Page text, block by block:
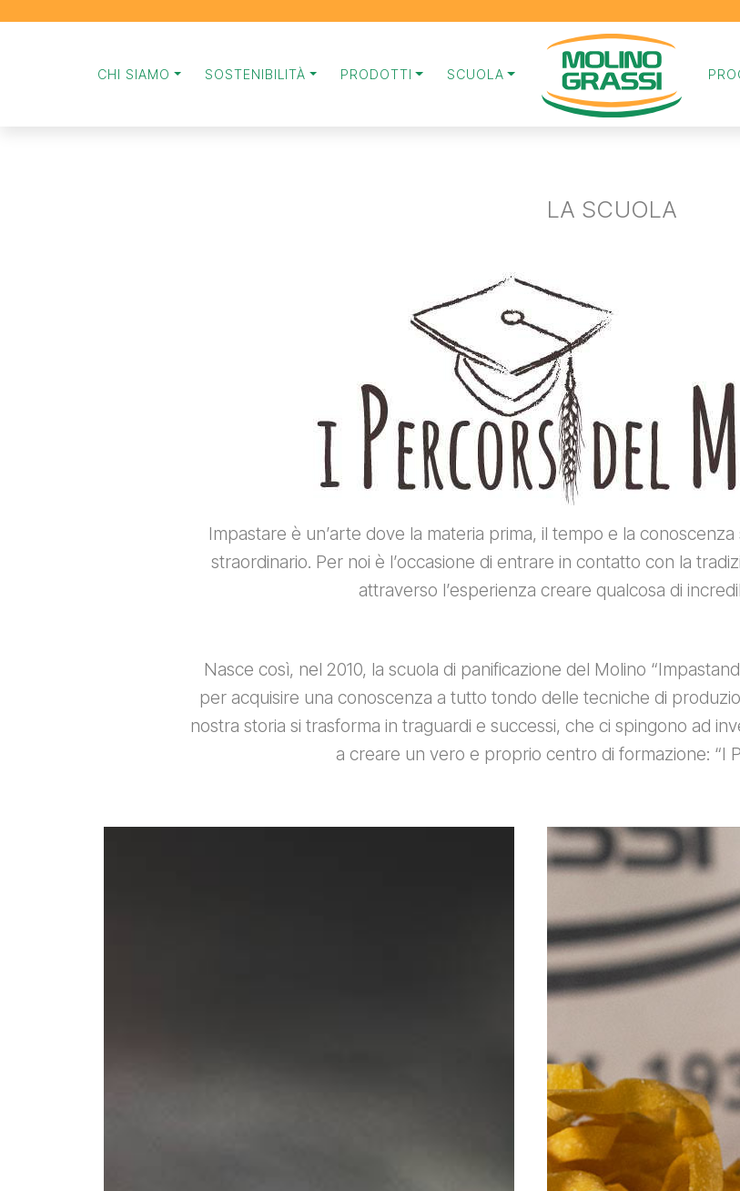
CHI SIAMO SOSTENIBILITÀ PRODOTTI SCUOLA
LA SCUOLA
Impastare è un’arte dove la materia prima, il tempo e la
straordinario. Per noi è l’occasione di entrare in contatto con la
attraverso l’esperienza creare qualcosa di
Nasce così, nel 2010, la scuola di panificazione del Molino
per acquisire una conoscenza a tutto tondo delle tecniche di
nostra storia si trasforma in traguardi e successi, che ci spingono ad
a creare un vero e proprio centro di formazione: “I